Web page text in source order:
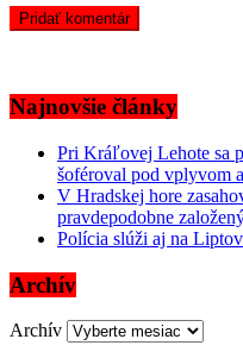
Najnovšie články
Pri Kráľovej Lehote sa
šoféroval pod vplyvom
V Hradskej hore
pravdepodobne
Polícia slúži aj na
Archív
Archív